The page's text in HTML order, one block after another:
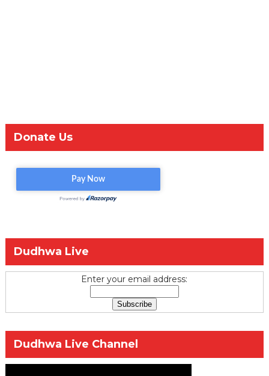
Donate Us
Dudhwa Live
Enter your email address:
Dudhwa Live Channel